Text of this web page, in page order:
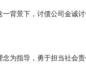
背景下， 讨债公司 金诚
为指导，勇于担当社会责